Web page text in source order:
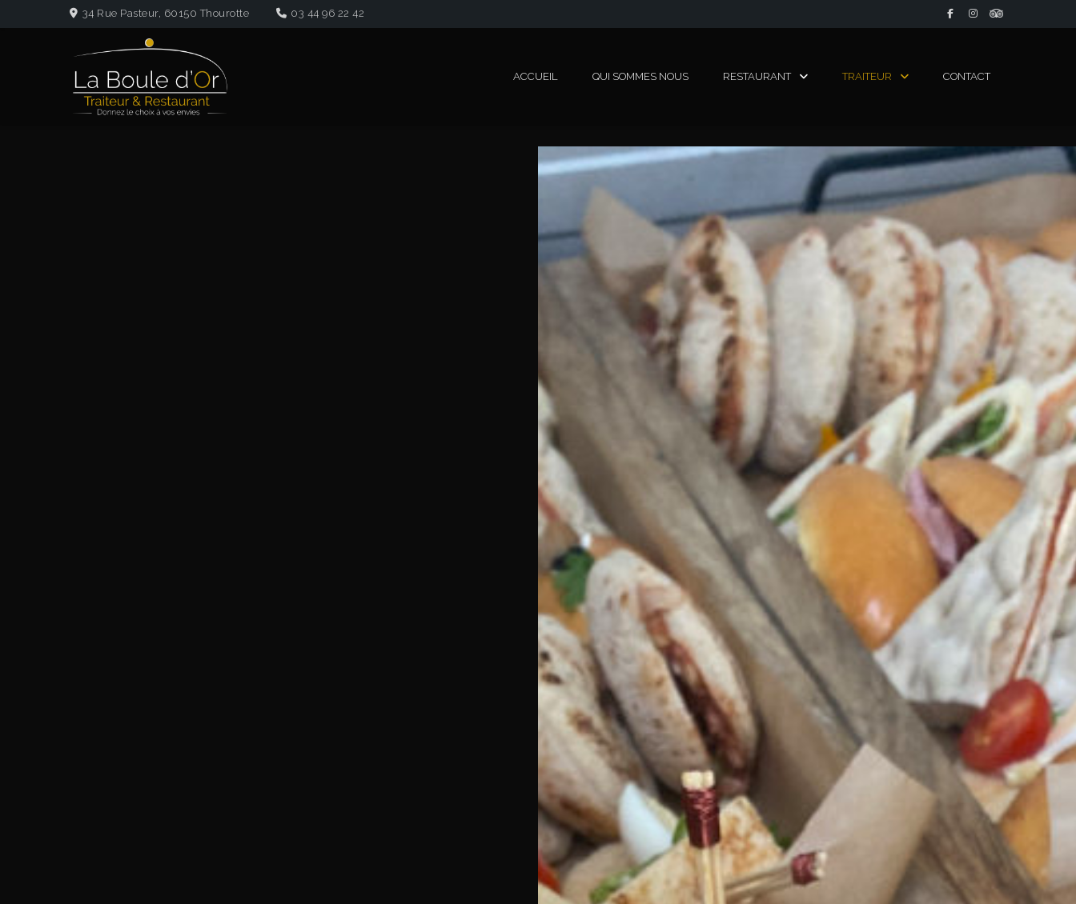
34 Rue Pasteur, 60150 Thourotte 03 44 96 22 42
ACCUEIL QUI SOMMES NOUS RESTAURANT TRAITEUR CONTACT
Panneau de gestion des cookies